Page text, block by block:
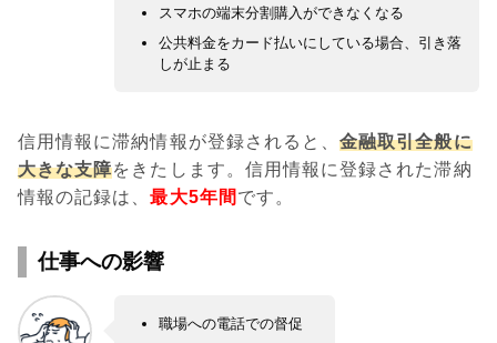
スマホの端末分割購入ができなくなる
公共料金をカード払いにしている場合、引き落
しが止まる
信用情報に滞納情報が登録されると、金融取引全般に
大きな支障をきたします。信用情報に登録された滞納
情報の記録は、最大5年間 です。
仕事への影響
職場への電話での督促